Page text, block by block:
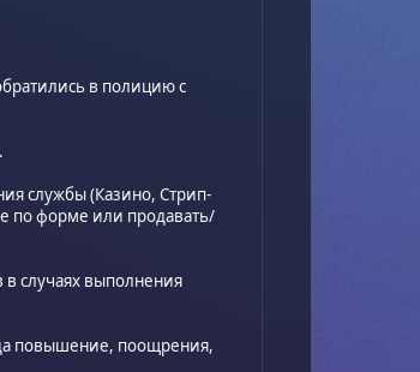
в полицию с
службы (Казино, Стрип-
по форме или продавать/
случаях выполнения
повышение, поощрения,